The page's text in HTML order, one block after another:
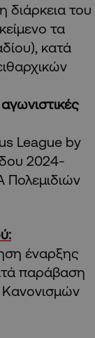
διάρκεια του
τα
κατά
League by
2024-
έναρξης
παράβαση